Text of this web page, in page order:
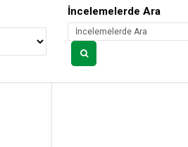
İncelemelerde Ara